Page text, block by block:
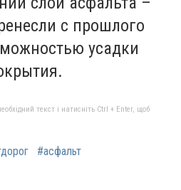
с прошлого
усадки
текст і натисніть Ctrl + Enter, щоб
#асфальт